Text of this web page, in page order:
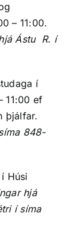
– 11:00.
Ástu R. í
í
11:00 ef
þjálfar.
848-
Húsi
hjá
í síma